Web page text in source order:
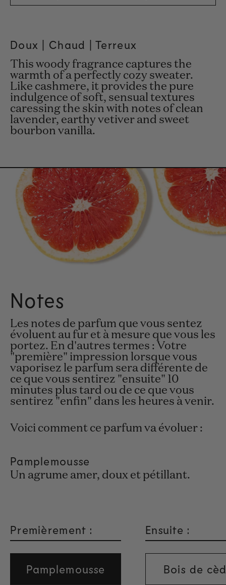
Doux | Chaud | Terreux
This woody fragrance captures the
warmth of a perfectly cozy sweater.
Like cashmere, it provides the pure
indulgence of soft, sensual textures
caressing the skin with notes of clean
lavender, earthy vetiver and sweet
bourbon vanilla.
Notes
Les notes de parfum que vous sentez
évoluent au fur et à mesure que vous les
portez. En d'autres termes : Votre
"première" impression lorsque vous
vaporisez le parfum sera différente de
ce que vous sentirez "ensuite" 10
minutes plus tard ou de ce que vous
sentirez "enfin" dans les heures à venir.
Voici comment ce parfum va évoluer :
Pamplemousse
Un agrume amer, doux et pétillant.
Premièrement :
Pamplemousse
Ensuite :
Bois de